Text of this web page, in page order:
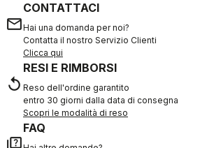
email
CONTATTACI
Hai una domanda per noi?
Contatta il nostro Servizio Clienti
Clicca qui
replay
RESI E RIMBORSI
Reso dell'ordine garantito
entro 30 giorni dalla data di consegna
Scopri le modalità di reso
quiz
FAQ